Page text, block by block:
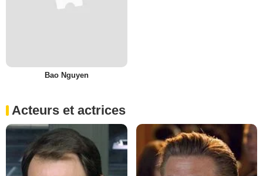
Bao Nguyen
Acteurs et actrices